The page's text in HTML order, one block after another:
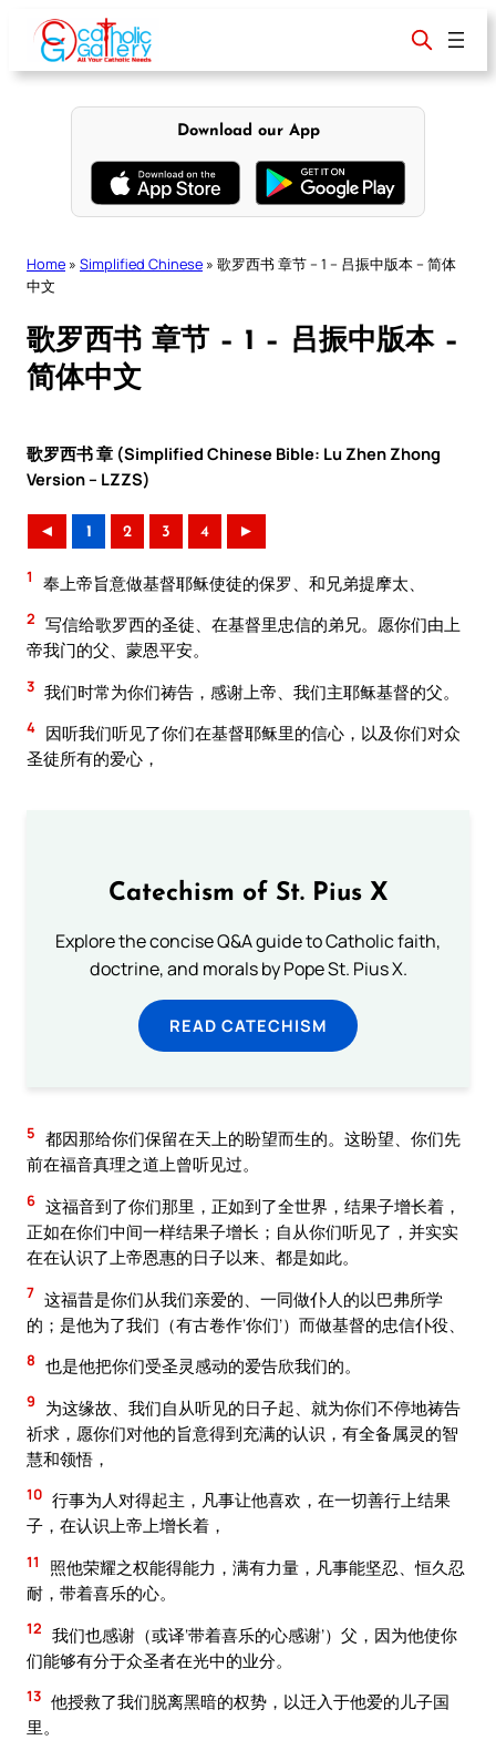
content
Download our App
Home » Simplified Chinese » 歌罗西书 章节 – 1 – 吕振中版本 – 简体
中文
歌罗西书 章节 – 1 – 吕振中版本 –
简体中文
歌罗西书 章 (Simplified Chinese Bible: Lu Zhen Zhong
Version – LZZS)
◄ 1 2 3 4 ►
1 奉上帝旨意做基督耶稣使徒的保罗、和兄弟提摩太、
2 写信给歌罗西的圣徒、在基督里忠信的弟兄。愿你们由上
帝我门的父、蒙恩平安。
3 我们时常为你们祷告，感谢上帝、我们主耶稣基督的父。
4 因听我们听见了你们在基督耶稣里的信心，以及你们对众
圣徒所有的爱心，
Catechism of St. Pius X
Explore the concise Q&A guide to Catholic faith,
doctrine, and morals by Pope St. Pius X.
READ CATECHISM
5 都因那给你们保留在天上的盼望而生的。这盼望、你们先
前在福音真理之道上曾听见过。
6 这福音到了你们那里，正如到了全世界，结果子增长着，
正如在你们中间一样结果子增长；自从你们听见了，并实实
在在认识了上帝恩惠的日子以来、都是如此。
7 这福昔是你们从我们亲爱的、一同做仆人的以巴弗所学
的；是他为了我们（有古卷作‘你们’）而做基督的忠信仆役、
8 也是他把你们受圣灵感动的爱告欣我们的。
9
为这缘故、我们自从听见的日子起、就为你们不停地祷告
祈求，愿你们对他的旨意得到充满的认识，有全备属灵的智
慧和领悟，
10 行事为人对得起主，凡事让他喜欢，在一切善行上结果
子，在认识上帝上增长着，
11
照他荣耀之权能得能力，满有力量，凡事能坚忍、恒久忍
耐，带着喜乐的心。
12 我们也感谢（或译‘带着喜乐的心感谢’）父，因为他使你
们能够有分于众圣者在光中的业分。
13 他授救了我们脱离黑暗的权势，以迁入于他爱的儿子国
里。